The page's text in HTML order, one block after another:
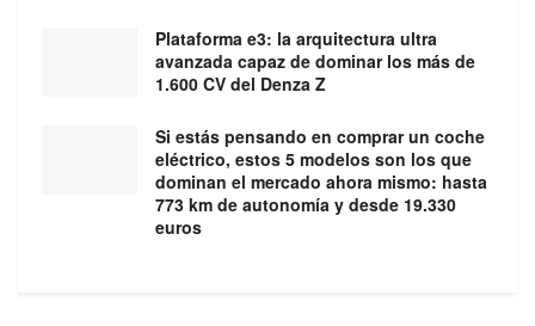
Plataforma e3: la arquitectura ultra
avanzada capaz de dominar los más de
1.600 CV del Denza Z
Si estás pensando en comprar un coche
eléctrico, estos 5 modelos son los que
dominan el mercado ahora mismo: hasta
773 km de autonomía y desde 19.330
euros